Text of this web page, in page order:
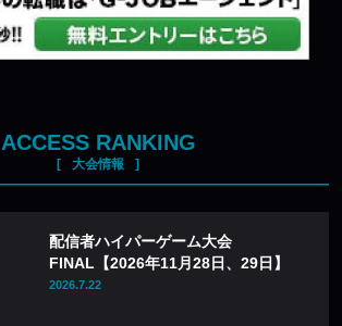
ACCESS RANKING
大会情報
配信者ハイパーゲーム大会
FINAL【2026年11月28日、29日】
2026.7.22